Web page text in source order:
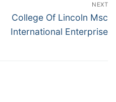
NEXT
Next
post:
College Of Lincoln Msc
International Enterprise